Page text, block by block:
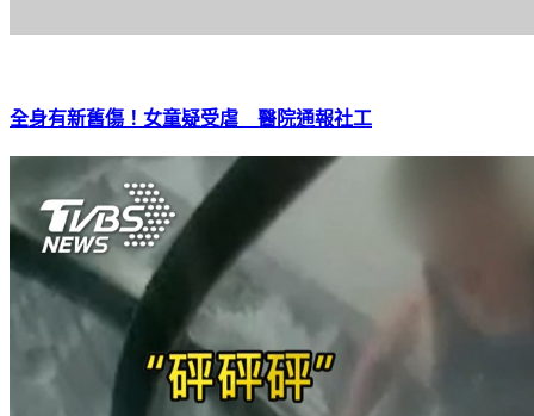
全身有新舊傷！女童疑受虐 醫院通報社工